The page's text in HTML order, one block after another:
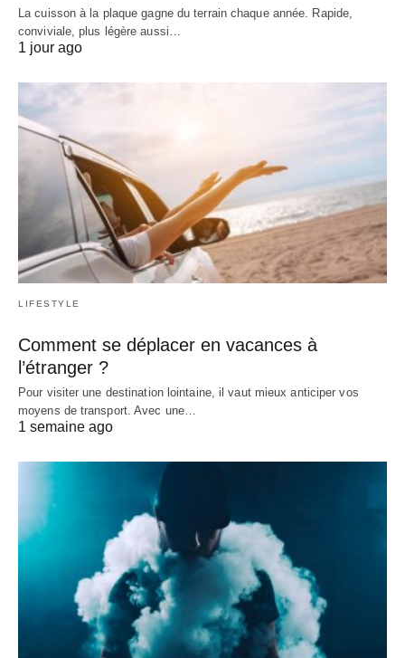
La cuisson à la plaque gagne du terrain chaque année. Rapide,
conviviale, plus légère aussi…
1 jour ago
LIFESTYLE
Comment se déplacer en vacances à
l’étranger ?
Pour visiter une destination lointaine, il vaut mieux anticiper vos
moyens de transport. Avec une…
1 semaine ago